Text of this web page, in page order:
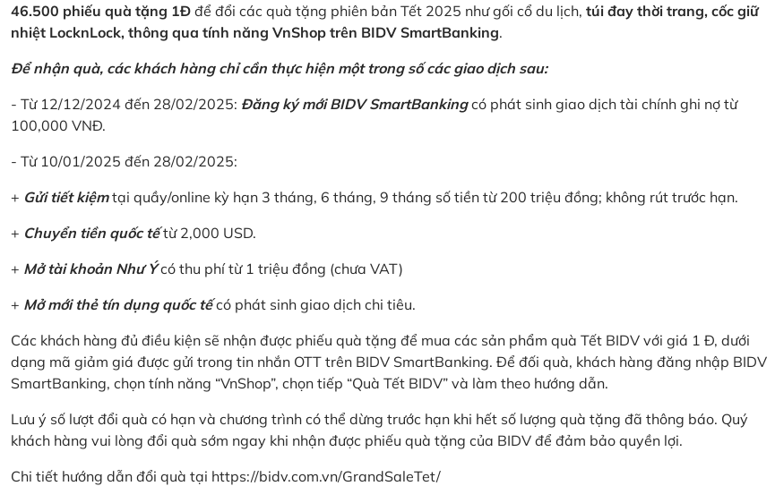
46.500 phiếu quà tặng 1Đ để đổi các quà tặng phiên bản Tết 2025 như gối cổ du lịch, túi đay thời trang, cốc giữ
nhiệt LocknLock, thông qua tính năng VnShop trên BIDV SmartBanking.
Để nhận quà, các khách hàng chỉ cần thực hiện một trong số các giao dịch sau:
- Từ 12/12/2024 đến 28/02/2025: Đăng ký mới BIDV SmartBankingcó phát sinh giao dịch tài chính ghi nợ từ
100,000 VNĐ.
- Từ 10/01/2025 đến 28/02/2025:
+ Gửi tiết kiệmtại quầy/online kỳ hạn 3 tháng, 6 tháng, 9 tháng số tiền từ 200 triệu đồng; không rút trước hạn.
+ Chuyển tiền quốc tếtừ 2,000 USD.
+ Mở tài khoản Như Ýcó thu phí từ 1 triệu đồng (chưa VAT)
+ Mở mới thẻ tín dụng quốc tếcó phát sinh giao dịch chi tiêu.
Các khách hàng đủ điều kiện sẽ nhận được phiếu quà tặng để mua các sản phẩm quà Tết BIDV với giá 1 Đ, dưới
dạng mã giảm giá được gửi trong tin nhắn OTT trên BIDV SmartBanking. Để đối quà, khách hàng đăng nhập BIDV
SmartBanking, chọn tính năng “VnShop”, chọn tiếp “Quà Tết BIDV” và làm theo hướng dẫn.
Lưu ý số lượt đổi quà có hạn và chương trình có thể dừng trước hạn khi hết số lượng quà tặng đã thông báo. Quý
khách hàng vui lòng đổi quà sớm ngay khi nhận được phiếu quà tặng của BIDV để đảm bảo quyền lợi.
Chi tiết hướng dẫn đổi quà tại https://bidv.com.vn/GrandSaleTet/